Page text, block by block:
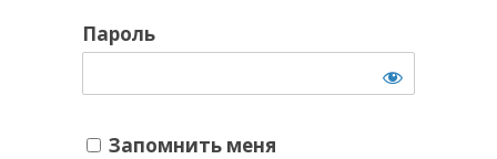
Пароль
Запомнить меня